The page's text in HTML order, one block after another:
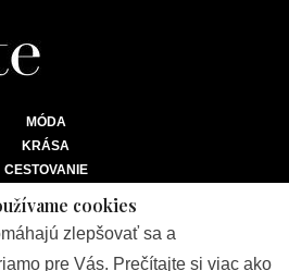
MÓDA
KRÁSA
CESTOVANIE
ŽIVOTNÝ ŠTÝLcookies
zlepšovať sa a
pre Vás. Prečítajte si viac ako